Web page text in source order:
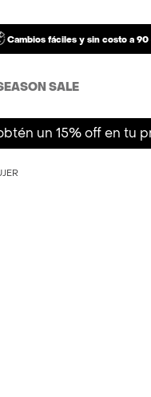
Cambios fáciles y sin costo a 90
SALE
un 15% off en tu